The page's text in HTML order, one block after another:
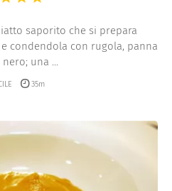
saporito che si prepara
condendola con rugola, panna
una ...
35m